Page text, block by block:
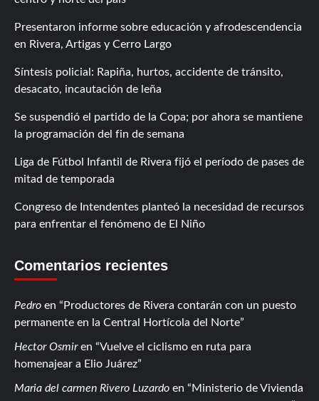
Presentaron informe sobre educación y afrodescendencia
en Rivera, Artigas y Cerro Largo
Síntesis policial: Rapiña, hurtos, accidente de tránsito,
desacato, incautación de leña
Se suspendió el partido de la Copa; por ahora se mantiene
la programación del fin de semana
Liga de Fútbol Infantil de Rivera fijó el período de pases de
mitad de temporada
Congreso de Intendentes planteó la necesidad de recursos
para enfrentar el fenómeno de El Niño
Comentarios recientes
Pedro en
Productores de Rivera contarán con un puesto
permanente en la Central Hortícola del Norte
Hector Osmiren
Vuelve el ciclismo en ruta para
homenajear a Elio Juárez
Maria del carmen Rivero Luzardo en
Ministerio de Vivienda